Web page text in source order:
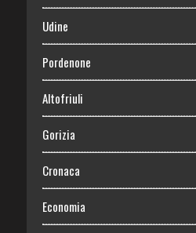
Udine
Pordenone
Altofriuli
Gorizia
Cronaca
Economia